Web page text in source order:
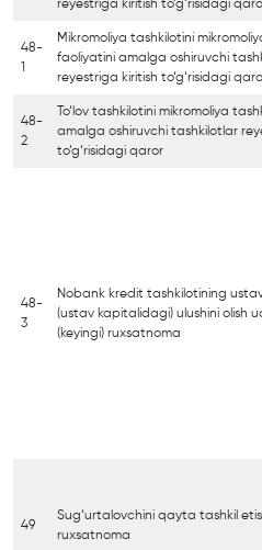
reyestriga kiritish to‘g‘risidagi
48-
1
Mikromoliya tashkilotini
faoliyatini amalga oshiruvchi
reyestriga kiritish to‘g‘risidagi
48-
2
To‘lov tashkilotini mikromoliya
amalga oshiruvchi tashkilotlar
to‘g‘risidagi qaror
48-
3
Nobank kredit tashkilotining
(ustav kapitalidagi) ulushini olish
(keyingi) ruxsatnoma
49
Sug‘urtalovchini qayta tashkil
ruxsatnoma